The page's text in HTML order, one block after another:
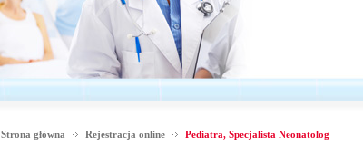
Strona główna Rejestracja online Pediatra, Specjalista Neonatolog